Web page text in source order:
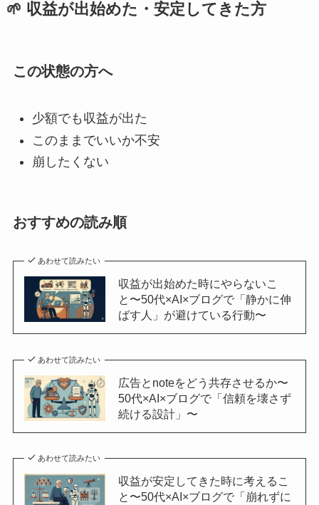
🌱 収益が出始めた・安定してきた方
この状態の方へ
少額でも収益が出た
このままでいいか不安
崩したくない
おすすめの読み順
あわせて読みたい
収益が出始めた時にやらないこ
と〜50代×AI×ブログで「静かに伸
ばす人」が避けている行動〜
あわせて読みたい
広告とnoteをどう共存させるか〜
50代×AI×ブログで「信頼を壊さず
続ける設計」〜
あわせて読みたい
収益が安定してきた時に考えるこ
と〜50代×AI×ブログで「崩れずに